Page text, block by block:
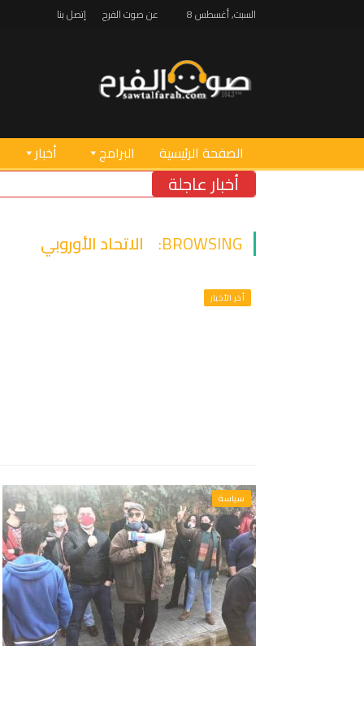
السبت, أغسطس 8 عن صوت الفرح إتصل بنا
الصفحة الرئيسية البرامج أخبار
أخبار عاجلة
BROWSING: الاتحاد الأوروبي
أخر الأخبار
سياسة